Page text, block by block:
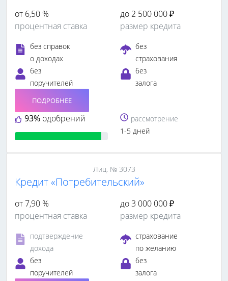
от 6,50 %
процентная ставка
до 2 500 000 ₽
размер кредита
без справок
о доходах
без
страхования
без
поручителей
без
залога
93% одобрений
ПОДРОБНЕЕ
рассмотрение
1-5 дней
Лиц. № 3073
Кредит «Потребительский»
от 7,90 %
процентная ставка
до 3 000 000 ₽
размер кредита
подтверждение
дохода
страхование
по желанию
без
поручителей
без
залога